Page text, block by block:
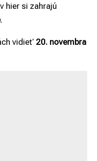
hier si zahrajú
.
vidieť 20. novembra